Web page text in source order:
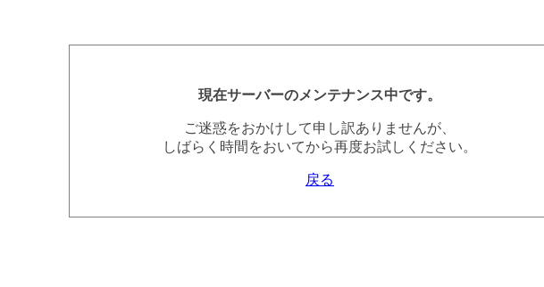
現在サーバーのメンテナンス中です。
ご迷惑をおかけして申し訳ありませんが、
しばらく時間をおいてから再度お試しください。
戻る